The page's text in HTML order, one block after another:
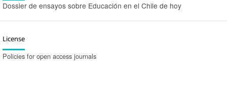
Dossier de ensayos sobre Educación en el Chile de hoy
License
Policies for open access journals